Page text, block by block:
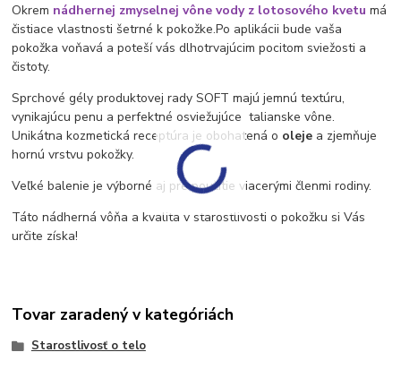
Okrem nádhernej zmyselnej vône vody z lotosového kvetu má
čistiace vlastnosti šetrné k pokožke.Po aplikácii bude vaša
pokožka voňavá a poteší vás dlhotrvajúcim pocitom sviežosti a
čistoty.
Sprchové gély produktovej rady SOFT majú jemnú textúru,
vynikajúcu penu a perfektné osviežujúce talianske vône.
Unikátna kozmetická receptúra ​​je obohatená o oleje a zjemňuje
hornú vrstvu pokožky.
Veľké balenie je výborné aj pre použitie viacerými členmi rodiny.
Táto nádherná vôňa a kvalita v starostlivosti o pokožku si Vás
určite získa!
Tovar zaradený v kategóriách
Starostlivosť o telo